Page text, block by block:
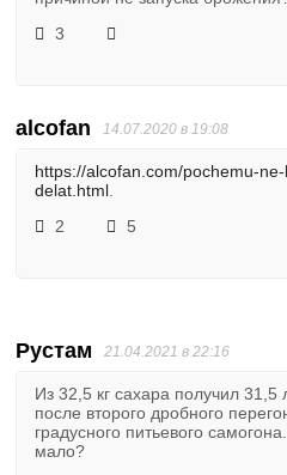
3
alcofan 14.07.2020 в 19:08
https://alcofan.com/pochemu-
delat.html
2
5
Рустам 21.04.2021 в 22:16
Из 32,5 кг сахара получил
после второго дробного
градусного питьевого
мало?